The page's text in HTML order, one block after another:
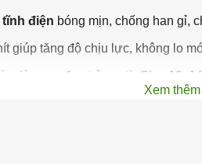
điện bóng mịn, chống han gỉ,
giúp tăng độ chịu lực, không lo
dòng xe đạp trẻ em từ Size 12,
nhu cầu)
Xem thêm